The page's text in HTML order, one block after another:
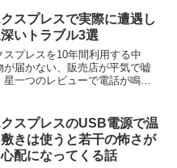
クは悪い意見だけを見るほうが
う話です。
スプレスで実際に遭遇し
いトラブル3選
スプレスを10年間利用する中
が届かない、販売店が平気で嘘
星一つのレビューで電話が鳴り
3つを紹介します。
スプレスのUSB電源で温
きは使うと若干の怖さが
配になってくる話